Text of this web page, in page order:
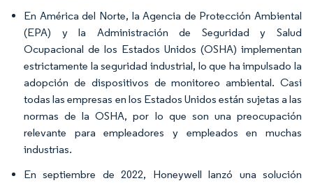
En América del Norte, la Agencia de Protección Ambiental
(EPA) y la Administración de Seguridad y Salud
Ocupacional de los Estados Unidos (OSHA) implementan
estrictamente la seguridad industrial, lo que ha impulsado la
adopción de dispositivos de monitoreo ambiental. Casi
todas las empresas en los Estados Unidos están sujetas a las
normas de la OSHA, por lo que son una preocupación
relevante para empleadores y empleados en muchas
industrias.
En septiembre de 2022, Honeywell lanzó una solución